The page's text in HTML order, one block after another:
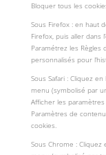
Bloquer tous les
Sous Firefox : en haut
Firefox, puis aller dans
Paramétrez les
personnalisés pour
Sous Safari : Cliquez
menu (symbolisé par
Afficher les paramètres
Paramètres de
cookies.
Sous Chrome :